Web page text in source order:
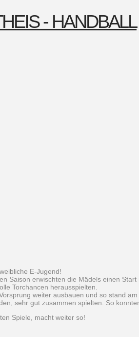
E-Jugend!
Saison erwischten die Mädels einen
Torchancen herausspielten.
weiter ausbauen und so stand
sehr gut zusammen spielten. So
Spiele, macht weiter so!